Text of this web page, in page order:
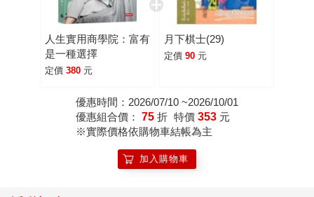
人生實用商學院：富有
是一種選擇
定價 380 元
月下棋士(29)
定價 90 元
優惠時間：2026/07/10 ~2026/10/01
優惠組合價： 75 折 特價 353 元
※實際價格依購物車結帳為主
加入購物車